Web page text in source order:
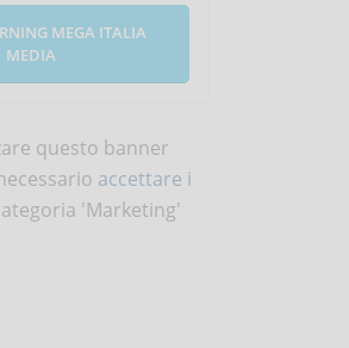
MEGA ITALIA
MEDIA
questo banner
accettare i
'Marketing'